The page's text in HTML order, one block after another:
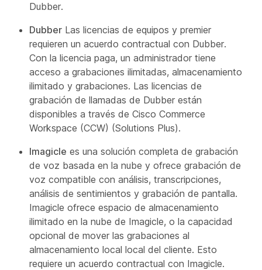
Dubber.
Dubber Las licencias de equipos y premier
requieren un acuerdo contractual con Dubber.
Con la licencia paga, un administrador tiene
acceso a grabaciones ilimitadas, almacenamiento
ilimitado y grabaciones. Las licencias de
grabación de llamadas de Dubber están
disponibles a través de Cisco Commerce
Workspace (CCW) (Solutions Plus).
Imagicle es una solución completa de grabación
de voz basada en la nube y ofrece grabación de
voz compatible con análisis, transcripciones,
análisis de sentimientos y grabación de pantalla.
Imagicle ofrece espacio de almacenamiento
ilimitado en la nube de Imagicle, o la capacidad
opcional de mover las grabaciones al
almacenamiento local local del cliente. Esto
requiere un acuerdo contractual con Imagicle.